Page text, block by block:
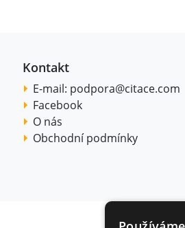
Kontakt
E-mail: podpora@citace.com
Facebook
O nás
Obchodní podmínky